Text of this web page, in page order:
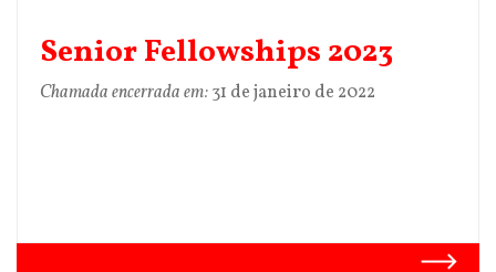
Senior Fellowships 2023
Chamada encerrada em:31 de janeiro de 2022